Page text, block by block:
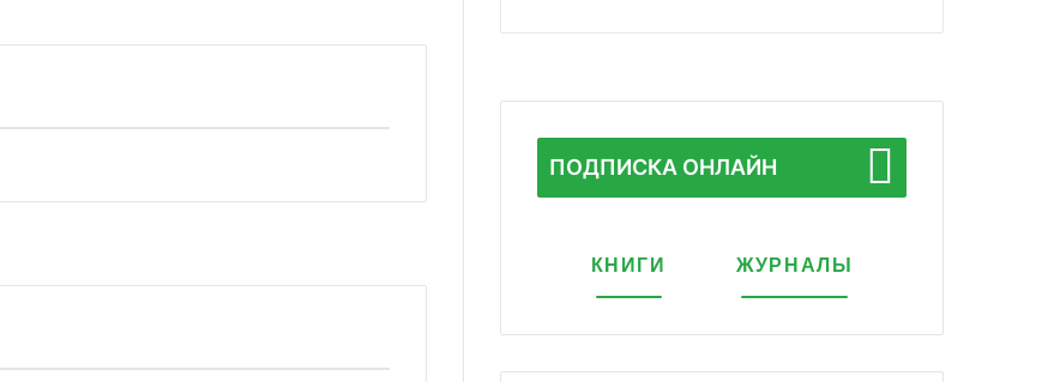
ПОДПИСКА ОНЛАЙН
КНИГИ ЖУРНАЛЫ